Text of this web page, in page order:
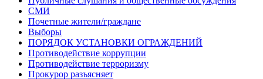
СМИ
Почетные жители/граждане
Выборы
ПОРЯДОК УСТАНОВКИ ОГРАЖДЕНИЙ
Противодействие коррупции
Противодействие терроризму
Прокурор разъясняет